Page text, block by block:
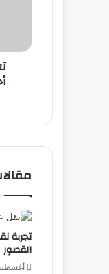
تجربة
القصور
أغسطس 6,